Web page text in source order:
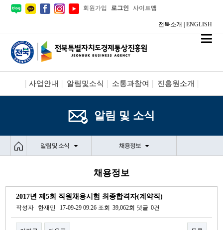
회원가입 로그인 사이트맵
전북소개 ENGLISH
사업안내 알림및소식 소통과참여 진흥원소개
알림 및 소식
알림 및 소식 채용정보
채용정보
2017년 제5회 직원채용시험 최종합격자(계약직)
작성자 한재민 17-09-29 09:26 조회 39,062회 댓글 0건